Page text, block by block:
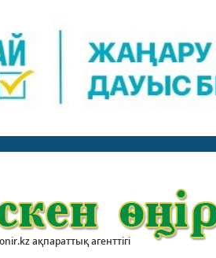
ақпараттық агенттігі